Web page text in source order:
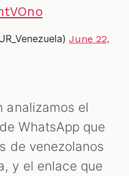
June 22,
analizamos el
WhatsApp que
de venezolanos
y el enlace que